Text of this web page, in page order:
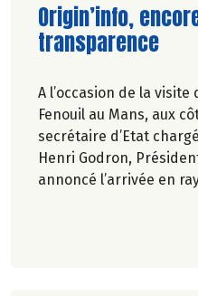
Lire la suite de
Origin’info,
transparence
A l’occasion de la
Fenouil au Mans, aux
secrétaire d’Etat
Henri Godron,
annoncé l’arrivée en